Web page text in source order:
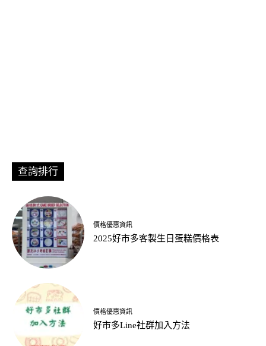
查詢排行
價格優惠資訊
2025好市多客製生日蛋糕價格表
價格優惠資訊
好市多Line社群加入方法